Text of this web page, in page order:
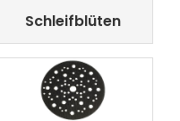
Schleifblüten